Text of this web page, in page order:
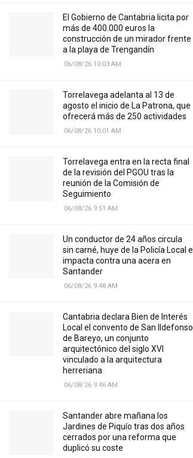
El Gobierno de Cantabria licita por
más de 400.000 euros la
construcción de un mirador frente
a la playa de Trengandín
06/08/26 10:03 AM
Torrelavega adelanta al 13 de
agosto el inicio de La Patrona, que
ofrecerá más de 250 actividades
06/08/26 10:01 AM
Torrelavega entra en la recta final
de la revisión del PGOU tras la
reunión de la Comisión de
Seguimiento
06/08/26 9:51 AM
Un conductor de 24 años circula
sin carné, huye de la Policía Local e
impacta contra una acera en
Santander
06/08/26 9:48 AM
Cantabria declara Bien de Interés
Local el convento de San Ildefonso
de Bareyo, un conjunto
arquitectónico del siglo XVI
vinculado a la arquitectura
herreriana
06/08/26 9:46 AM
Santander abre mañana los
Jardines de Piquío tras dos años
cerrados por una reforma que
duplicó su coste